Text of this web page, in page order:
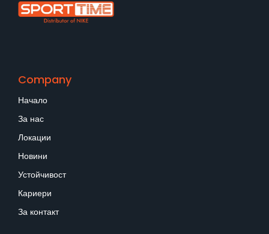
Company
Начало
За нас
Локации
Новини
Устойчивост
Кариери
За контакт